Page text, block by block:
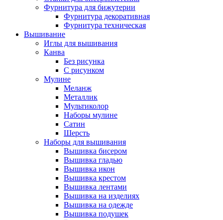
Фурнитура для бижутерии
Фурнитура декоративная
Фурнитура техническая
Вышивание
Иглы для вышивания
Канва
Без рисунка
С рисунком
Мулине
Меланж
Металлик
Мультиколор
Наборы мулине
Сатин
Шерсть
Наборы для вышивания
Вышивка бисером
Вышивка гладью
Вышивка икон
Вышивка крестом
Вышивка лентами
Вышивка на изделиях
Вышивка на одежде
Вышивка подушек